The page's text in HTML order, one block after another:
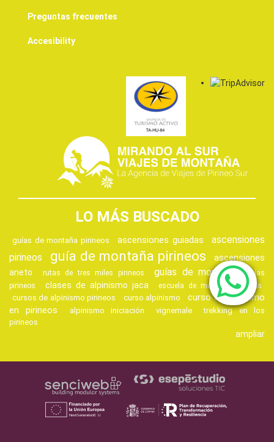
Preguntas frecuentes
Accesibility
LO MÁS BUSCADO
guías de montaña pirineos ascensiones guiadas
ascensiones
pirineos
guía de montaña pirineos
ascensiones
aneto
rutas de tres miles pirineos guías de montaña
guías
pirineos
clases de alpinismo jaca escuela de montaña pirineos
cursos de alpinismo pirineos curso alpinismo
curso de alpinismo
en pirineos
alpinismo iniciación vignemale
trekking en los
pirineos
ampliar